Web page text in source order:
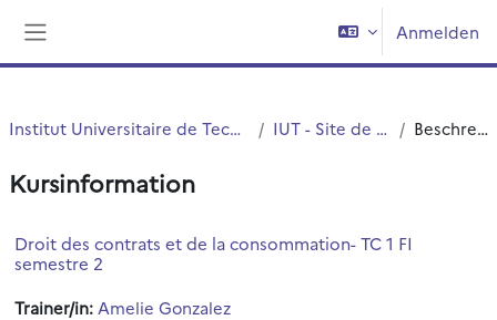
Anmelden
Institut Universitaire de Technologie (IUT) IUT - Site de Roubaix Beschreibung
Kursinformation
Droit des contrats et de la consommation- TC 1 FI
semestre 2
Trainer/in: Amelie Gonzalez